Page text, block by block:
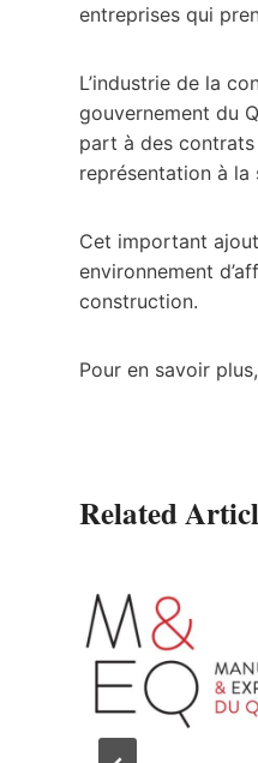
entreprises qui
L’industrie de la
gouvernement du
part à des contrats
représentation à la
Cet important
environnement
construction.
Pour en savoir
Related